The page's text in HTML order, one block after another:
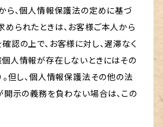
ら、個人情報保護法の定めに基づ
られたときは、お客様ご本人から
認の上で、お客様に対し、遅滞なく
個人情報が存在しないときにはその
。但し、個人情報保護法その他の法
開示の義務を負わない場合は、この